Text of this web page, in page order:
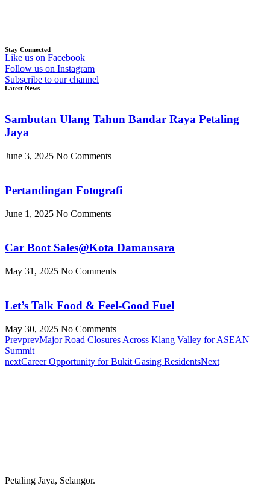
Stay Connected
Like us on Facebook
Follow us on Instagram
Subscribe to our channel
Latest News
Sambutan Ulang Tahun Bandar Raya Petaling
Jaya
June 3, 2025 No Comments
Pertandingan Fotografi
June 1, 2025 No Comments
Car Boot Sales@Kota Damansara
May 31, 2025 No Comments
Let’s Talk Food & Feel-Good Fuel
May 30, 2025 No Comments
PrevprevMajor Road Closures Across Klang Valley for ASEAN
Summit
nextCareer Opportunity for Bukit Gasing ResidentsNext
Petaling Jaya, Selangor.